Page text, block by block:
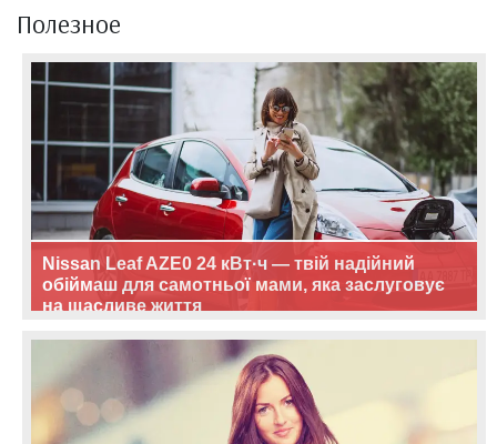
Полезное
Nissan Leaf AZE0 24 кВт·ч — твій надійний
обіймаш для самотньої мами, яка заслуговує
на щасливе життя